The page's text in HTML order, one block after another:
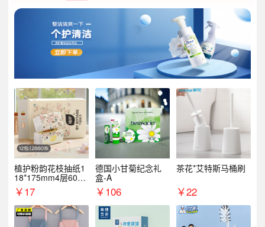
植护粉韵花枝抽纸1
18*175mm4层60抽*
12包/提
￥17
德国小甘菊纪念礼
盒-A
￥106
茶花*艾特斯马桶刷
￥22